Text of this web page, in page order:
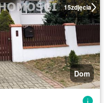
15zdjęcia
Dom